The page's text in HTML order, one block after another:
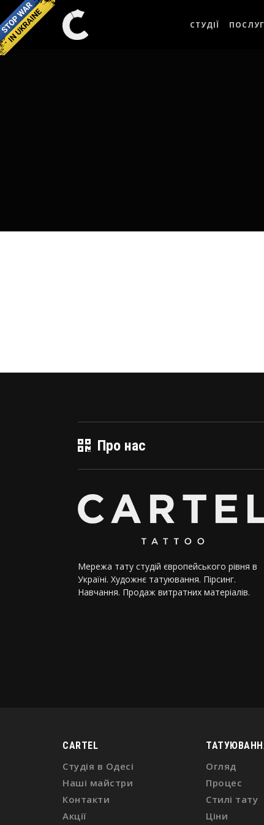
СТУДІЇ
Про нас
Мережа тату студій європейського рівня в
Україні. Художнє татуювання. Пірсинг.
Навчання. Продаж витратних матеріалів.
CARTEL
Студія в Одесі
Наші майстри
Контакти
Акції
Огляд
Процес
Стилі тату
Ціни